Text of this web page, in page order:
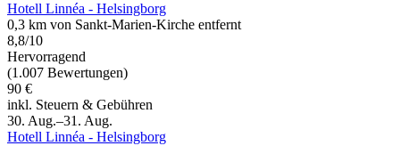
Hotell Linnéa - Helsingborg
0,3 km von Sankt-Marien-Kirche entfernt
8,8/10
Hervorragend
(1.007 Bewertungen)
90 €
inkl. Steuern & Gebühren
30. Aug.–31. Aug.
Hotell Linnéa - Helsingborg